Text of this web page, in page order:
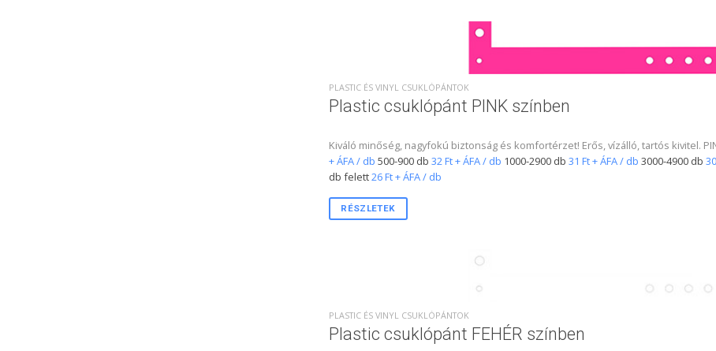
PLASTIC ÉS VINYL CSUKLÓPÁNTOK
Plastic csuklópánt PINK színben
Kiváló minőség, nagyfokú biztonság és komfortérzet! Erős, vízálló, tartós kivitel.
+ ÁFA / db 500-900 db 32 Ft + ÁFA / db 1000-2900 db 31 Ft + ÁFA / db 3000-4900 db
db felett26 Ft + ÁFA / db
RÉSZLETEK
PLASTIC ÉS VINYL CSUKLÓPÁNTOK
Plastic csuklópánt FEHÉR színben